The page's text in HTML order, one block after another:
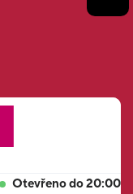
Otevřeno do 20:00